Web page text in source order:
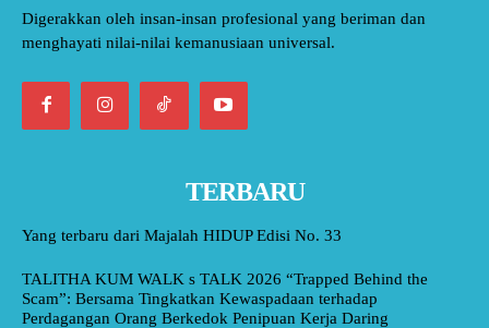
Digerakkan oleh insan-insan profesional yang beriman dan
menghayati nilai-nilai kemanusiaan universal.
TERBARU
Yang terbaru dari Majalah HIDUP Edisi No. 33
TALITHA KUM WALK s TALK 2026 “Trapped Behind the
Scam”: Bersama Tingkatkan Kewaspadaan terhadap
Perdagangan Orang Berkedok Penipuan Kerja Daring